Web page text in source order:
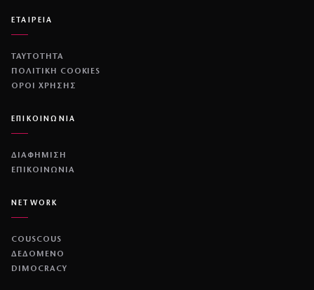
ΕΤΑΙΡΕΙΑ
ΤΑΥΤΟΤΗΤΑ
ΠΟΛΙΤΙΚΉ COOKIES
ΌΡΟΙ ΧΡΉΣΗΣ
ΕΠΙΚΟΙΝΩΝΙΑ
ΔΙΑΦΗΜΙΣΗ
ΕΠΙΚΟΙΝΩΝΙΑ
NETWORK
COUSCOUS
ΔΕΔΟΜΕΝΟ
DIMOCRACY